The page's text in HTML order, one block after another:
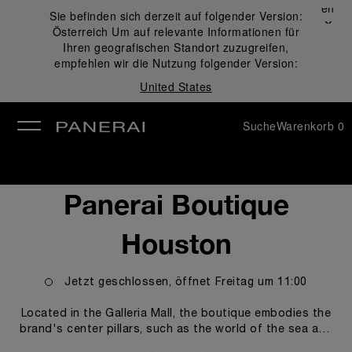
Sie befinden sich derzeit auf folgender Version:
Österreich Um auf relevante Informationen für
Ihren geografischen Standort zuzugreifen,
empfehlen wir die Nutzung folgender Version:
United States
Schließen
✕
SucheWarenkorb 0
Panerai Boutique
Houston
Jetzt geschlossen, öffnet Freitag um 11:00
Located in the Galleria Mall, the boutique embodies the
brand's center pillars, such as the world of the sea and